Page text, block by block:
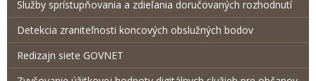
Služby sprístupňovania a zdieľania doručovaných rozhodnutí
Detekcia zraniteľnosti koncových obslužných bodov
Redizajn siete GOVNET